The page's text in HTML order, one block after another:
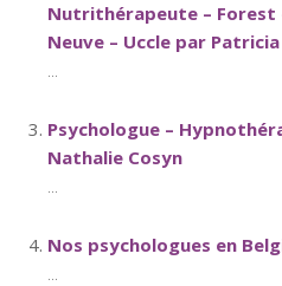
Nutrithérapeute – Forest
Neuve – Uccle par
...
Psychologue –
Nathalie Cosyn
...
Nos psychologues en
...